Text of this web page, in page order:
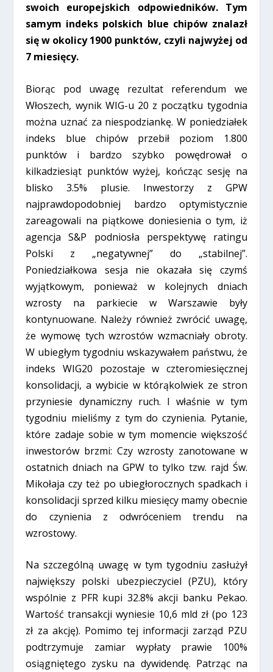
swoich europejskich odpowiedników. Tym
samym indeks polskich blue chipów znalazł
się w okolicy 1900 punktów, czyli najwyżej od
7 miesięcy.
Biorąc pod uwagę rezultat referendum we
Włoszech, wynik WIG-u 20 z początku tygodnia
można uznać za niespodziankę. W poniedziałek
indeks blue chipów przebił poziom 1.800
punktów i bardzo szybko powędrował o
kilkadziesiąt punktów wyżej, kończąc sesję na
blisko 3.5% plusie. Inwestorzy z GPW
najprawdopodobniej bardzo optymistycznie
zareagowali na piątkowe doniesienia o tym, iż
agencja S&P podniosła perspektywę ratingu
Polski z „negatywnej” do „stabilnej”.
Poniedziałkowa sesja nie okazała się czymś
wyjątkowym, ponieważ w kolejnych dniach
wzrosty na parkiecie w Warszawie były
kontynuowane. Należy również zwrócić uwagę,
że wymowę tych wzrostów wzmacniały obroty.
W ubiegłym tygodniu wskazywałem państwu, że
indeks WIG20 pozostaje w czteromiesięcznej
konsolidacji, a wybicie w którąkolwiek ze stron
przyniesie dynamiczny ruch. I właśnie w tym
tygodniu mieliśmy z tym do czynienia. Pytanie,
które zadaje sobie w tym momencie większość
inwestorów brzmi: Czy wzrosty zanotowane w
ostatnich dniach na GPW to tylko tzw. rajd Św.
Mikołaja czy też po ubiegłorocznych spadkach i
konsolidacji sprzed kilku miesięcy mamy obecnie
do czynienia z odwróceniem trendu na
wzrostowy.
Na szczególną uwagę w tym tygodniu zasłużył
największy polski ubezpieczyciel (PZU), który
wspólnie z PFR kupi 32.8% akcji banku Pekao.
Wartość transakcji wyniesie 10,6 mld zł (po 123
zł za akcję). Pomimo tej informacji zarząd PZU
podtrzymuje zamiar wypłaty prawie 100%
osiągniętego zysku na dywidendę. Patrząc na